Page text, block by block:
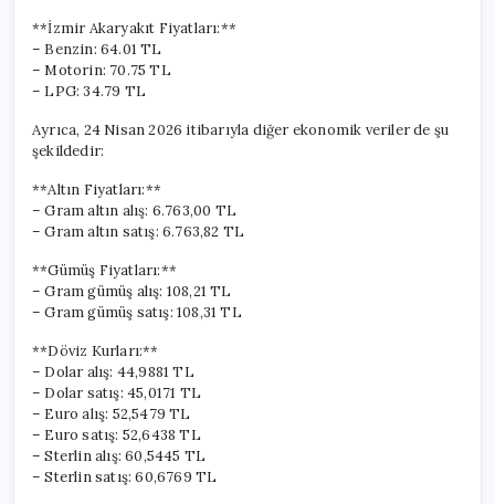
**İzmir Akaryakıt Fiyatları:**
– Benzin: 64.01 TL
– Motorin: 70.75 TL
– LPG: 34.79 TL
Ayrıca, 24 Nisan 2026 itibarıyla diğer ekonomik veriler de şu
şekildedir:
**Altın Fiyatları:**
– Gram altın alış: 6.763,00 TL
– Gram altın satış: 6.763,82 TL
**Gümüş Fiyatları:**
– Gram gümüş alış: 108,21 TL
– Gram gümüş satış: 108,31 TL
**Döviz Kurları:**
– Dolar alış: 44,9881 TL
– Dolar satış: 45,0171 TL
– Euro alış: 52,5479 TL
– Euro satış: 52,6438 TL
– Sterlin alış: 60,5445 TL
– Sterlin satış: 60,6769 TL